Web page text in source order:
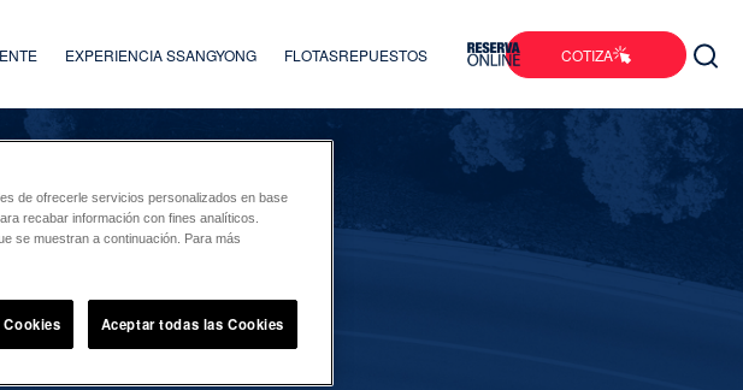
EXPERIENCIA SSANGYONG FLOTASREPUESTOS COTIZA
de ofrecerle servicios personalizados en base
recabar información con fines analíticos.
se muestran a continuación. Para más
Cookies Aceptar todas las Cookies